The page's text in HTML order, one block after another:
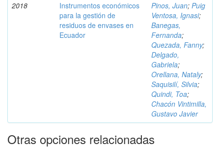
2018
Instrumentos económicos
para la gestión de
residuos de envases en
Ecuador
Pinos, Juan; Puig
Ventosa, Ignasi;
Banegas,
Fernanda;
Quezada, Fanny;
Delgado,
Gabriela;
Orellana, Nataly;
Saquisilí, Silvia;
Quindi, Toa;
Chacón Vintimilla,
Gustavo Javier
Otras opciones relacionadas